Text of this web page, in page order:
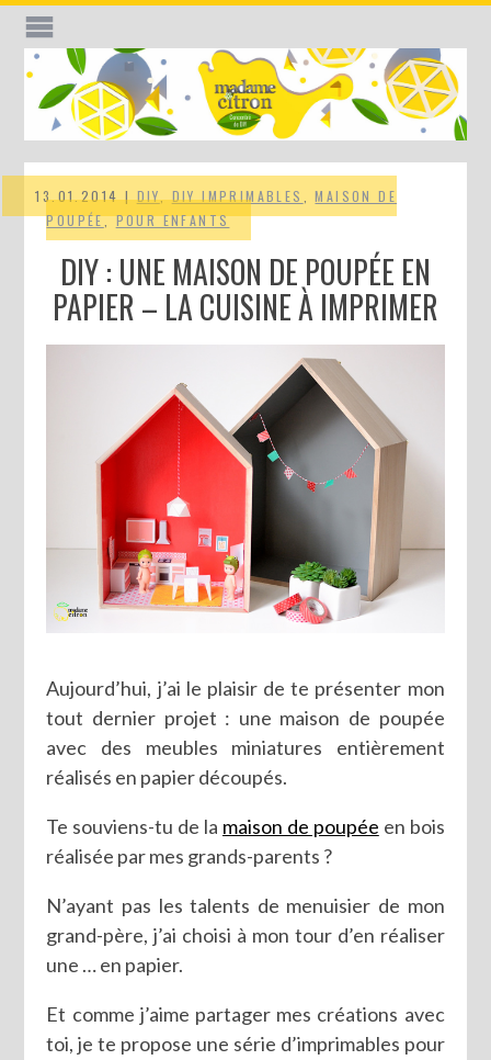
13.01.2014 |DIY,DIY IMPRIMABLES ,MAISON DE
POUPÉE,POUR ENFANTS
DIY : UNE MAISON DE POUPÉE EN
PAPIER – LA CUISINE À IMPRIMER
Aujourd’hui, j’ai le plaisir de te présenter mon
tout dernier projet : une maison de poupée
avec des meubles miniatures entièrement
réalisés en papier découpés.
Te souviens-tu de la maison de poupée en bois
réalisée par mes grands-parents ?
N’ayant pas les talents de menuisier de mon
grand-père, j’ai choisi à mon tour d’en réaliser
une … en papier.
Et comme j’aime partager mes créations avec
toi, je te propose une série d’imprimables pour